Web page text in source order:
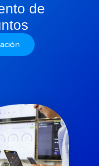
de